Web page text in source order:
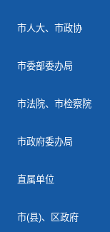
市人大、市政协
市委部委办局
市法院、市检察院
市政府委办局
直属单位
市(县)、区政府